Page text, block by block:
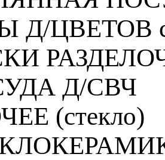
Д/ЦВЕТОВ
Д/СВЧ
(стекло)